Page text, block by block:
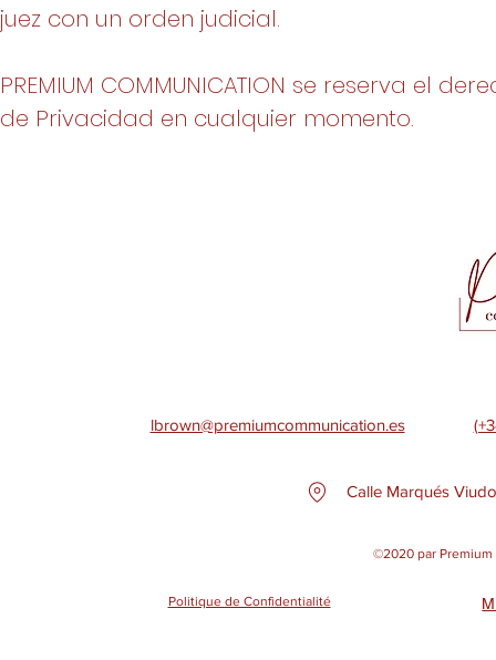
juez con un orden judicial.
PREMIUM COMMUNICATION se reserva el
de Privacidad en cualquier momento.
lbrown@premiumcommunication.es
Calle Marqués
©2020 par Premium
Politique de Confidentialité